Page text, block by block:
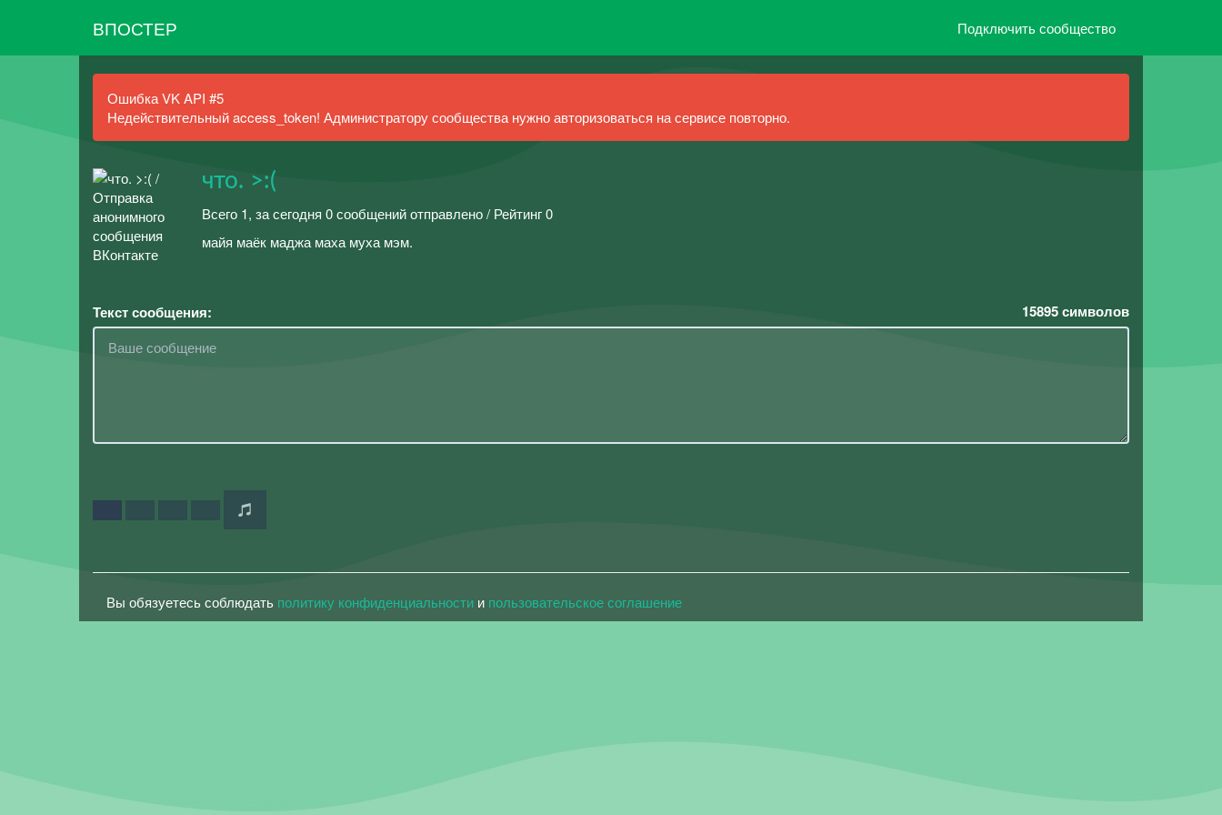
ВПОСТЕР Подключить сообщество
Ошибка VK API #5
Недействительный access_token! Администратору сообщества нужно авторизоваться на сервисе повторно.
что. >:(
Всего 1, за сегодня 0 сообщений отправлено / Рейтинг 0
майя маёк маджа маха муха мэм.
Текст сообщения: 15895символов
Вы обязуетесь соблюдать политику конфиденциальности и пользовательское соглашение